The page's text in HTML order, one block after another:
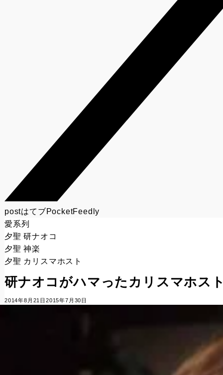
postはてブPocketFeedly
愛系列
夕聖 研ナオコ
夕聖 神楽
夕聖 カリスマホスト
研ナオコがハマったカリスマホス
2014年8月21日 2015年7月30日